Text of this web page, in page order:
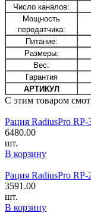
Число каналов:
Мощность
передатчика:
Питание:
Размеры:
Вес:
Гарантия
АРТИКУЛ
С этим товаром
Рация RadiusPro
6480.00
шт.
В корзину
Рация RadiusPro
3591.00
шт.
В корзину